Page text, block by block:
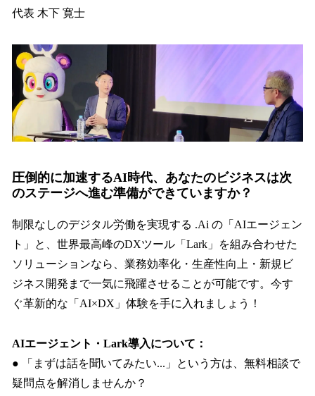
代表 木下 寛士
圧倒的に加速するAI時代、あなたのビジネスは次
のステージへ進む準備ができていますか？
制限なしのデジタル労働を実現する .Ai の「AIエージェン
ト」と、世界最高峰のDXツール「Lark」を組み合わせた
ソリューションなら、業務効率化・生産性向上・新規ビ
ジネス開発まで一気に飛躍させることが可能です。今す
ぐ革新的な「AI×DX」体験を手に入れましょう！
AIエージェント・Lark導入について：
● 「まずは話を聞いてみたい...」という方は、無料相談で
疑問点を解消しませんか？